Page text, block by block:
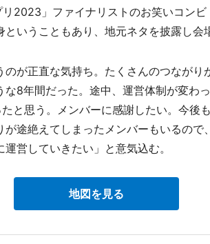
2023」ファイナリストのお笑いコン
いうこともあり、地元ネタを披露し会
が正直な気持ち。たくさんのつながり
8年間だった。途中、運営体制が変わ
と思う。メンバーに感謝したい。今後
が途絶えてしまったメンバーもいるので
営していきたい」と意気込む。
地図を見る